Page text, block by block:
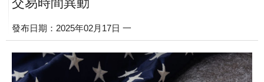
發布日期：2025年02月17日 一